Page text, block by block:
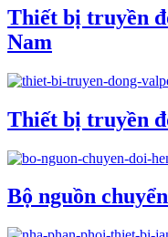
Thiết bị truyền
Nam
Thiết bị truyền
Bộ nguồn